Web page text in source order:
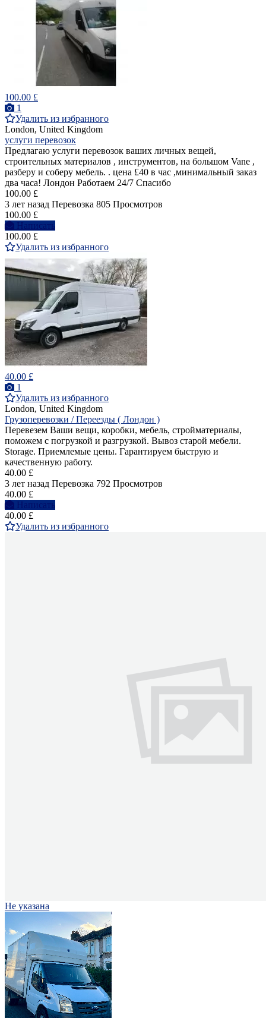
100.00 £
1
Удалить из избранного
London, United Kingdom
услуги перевозок
Предлагаю услуги перевозок ваших личных вещей,
строительных материалов , инструментов, на большом Vane ,
разберу и соберу мебель. . цена £40 в час ,минимальный заказ
два часа! Лондон Работаем 24/7 Спасибо
100.00 £
3 лет назад Перевозка 805 Просмотров
100.00 £
Написать
100.00 £
Удалить из избранного
40.00 £
1
Удалить из избранного
London, United Kingdom
Грузоперевозки / Переезды ( Лондон )
Перевезем Ваши вещи, коробки, мебель, стройматериалы,
поможем с погрузкой и разгрузкой. Вывоз старой мебели.
Storage. Приемлемые цены. Гарантируем быструю и
качественную работу.
40.00 £
3 лет назад Перевозка 792 Просмотров
40.00 £
Написать
40.00 £
Удалить из избранного
Не указана